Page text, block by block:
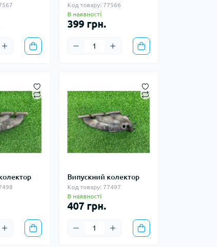
Код товару: 77566
В наявності
399 грн.
Випускний колектор
Код товару: 77497
В наявності
407 грн.